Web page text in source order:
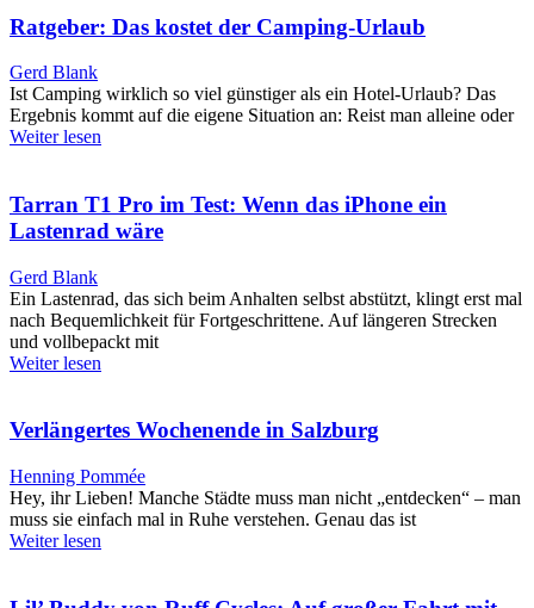
Ratgeber: Das kostet der Camping-Urlaub
Gerd Blank
Ist Camping wirklich so viel günstiger als ein Hotel-Urlaub? Das
Ergebnis kommt auf die eigene Situation an: Reist man alleine oder
Weiter lesen
Tarran T1 Pro im Test: Wenn das iPhone ein
Lastenrad wäre
Gerd Blank
Ein Lastenrad, das sich beim Anhalten selbst abstützt, klingt erst mal
nach Bequemlichkeit für Fortgeschrittene. Auf längeren Strecken
und vollbepackt mit
Weiter lesen
Verlängertes Wochenende in Salzburg
Henning Pommée
Hey, ihr Lieben! Manche Städte muss man nicht „entdecken“ – man
muss sie einfach mal in Ruhe verstehen. Genau das ist
Weiter lesen